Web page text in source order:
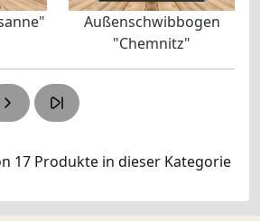
Außenschwibbogen
"Chemnitz"
17 Produkte in dieser Kategorie